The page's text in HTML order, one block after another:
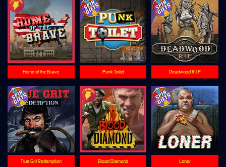
Blood Diamond
Home of the Brave Deadwood R.I.P
Loner
Punk Toilet
True Grit Redemption